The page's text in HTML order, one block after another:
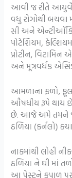
આવી જ રીતે
વધુ રોગોથી
સી અને
પોટેશિયમ,
પ્રોટીન,
અને મૂત્રવર્ધક
આમળાના ફળો,
ઔષધીય રૂપે થાય
છે. આજે અમે તમને
ઠળિયા (કર્નલો)
નાકમાંથી લોહી
ઠળિયા ને ઘી માં
આ પેસ્ટને કપાળ